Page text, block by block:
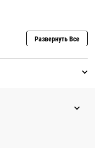
Развернуть Все